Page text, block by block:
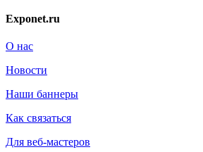
Exponet.ru
О нас
Новости
Наши баннеры
Как связаться
Для веб-мастеров